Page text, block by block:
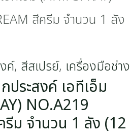
สีครีม จำนวน 1 ลัง
ค์, สีสเปรย์, เครื่องมือช่าง
ประสงค์ เอทีเอ็ม
NO.A219
รีม จำนวน 1 ลัง (12